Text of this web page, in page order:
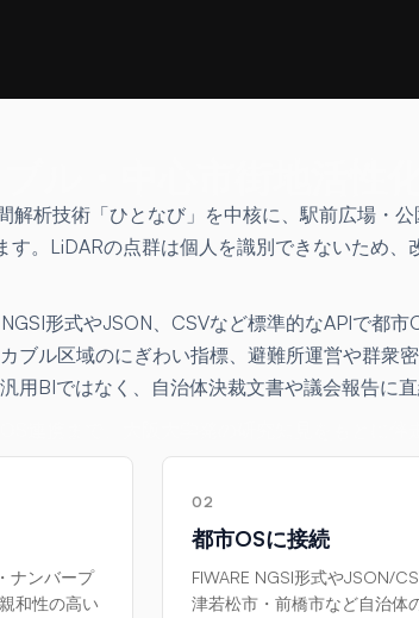
解析技術「ひとなび」を中核に、駅前広場
す。LiDARの点群は個人を識別できないため
形式やJSON、CSVなど標準的なAPIで都
ブル区域のにぎわい指標、避難所運営や群
BIではなく、自治体決裁文書や議会報告に
ナンバープ
和性の高い
02
都市OSに接続
FIWARE NGSI形式やJSON/
津若松市・前橋市など自治体